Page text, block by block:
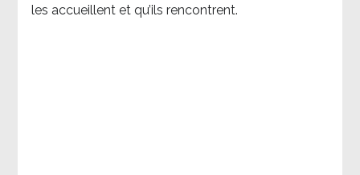
les accueillent et qu’ils rencontrent.